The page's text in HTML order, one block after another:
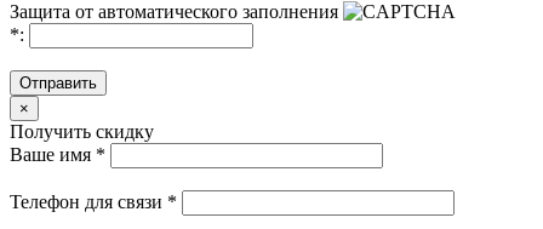
Защита от автоматического заполнения
*:
Отправить
×
Получить скидку
Ваше имя *
Телефон для связи *